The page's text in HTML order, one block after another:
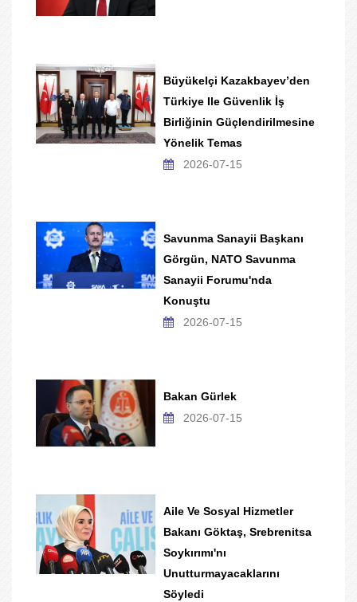
Büyükelçi Kazakbayev’den
Türkiye Ile Güvenlik İş
Birliğinin Güçlendirilmesine
Yönelik Temas
2026-07-15
Savunma Sanayii Başkanı
Görgün, NATO Savunma
Sanayii Forumu'nda
Konuştu
2026-07-15
Bakan Gürlek
2026-07-15
Aile Ve Sosyal Hizmetler
Bakanı Göktaş, Srebrenitsa
Soykırımı'nı
Unutturmayacaklarını
Söyledi